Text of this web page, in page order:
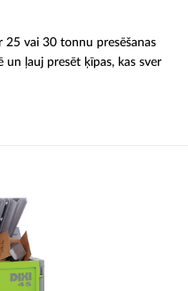
25 vai 30 tonnu presēšanas
un ļauj presēt ķīpas, kas sver